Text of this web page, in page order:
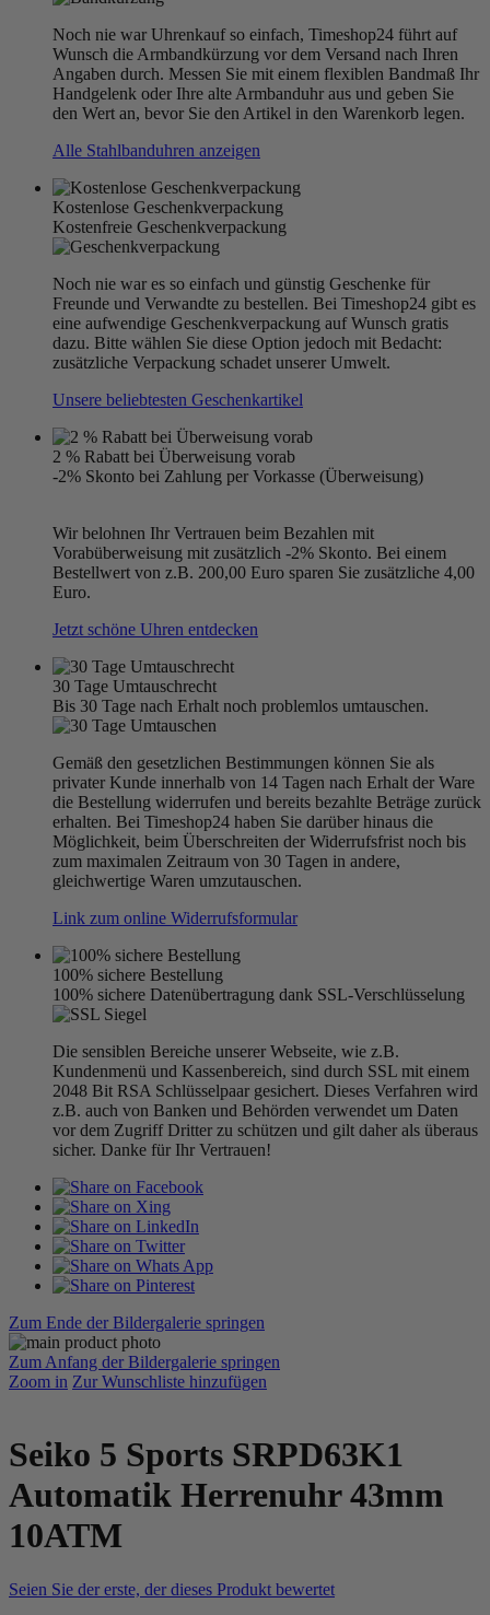
Noch nie war Uhrenkauf so einfach, Timeshop24 führt auf
Wunsch die Armbandkürzung vor dem Versand nach Ihren
Angaben durch. Messen Sie mit einem flexiblen Bandmaß Ihr
Handgelenk oder Ihre alte Armbanduhr aus und geben Sie
den Wert an, bevor Sie den Artikel in den Warenkorb legen.
Alle Stahlbanduhren anzeigen
Kostenlose Geschenkverpackung
Kostenfreie Geschenkverpackung
Noch nie war es so einfach und günstig Geschenke für
Freunde und Verwandte zu bestellen. Bei Timeshop24 gibt es
eine aufwendige Geschenkverpackung auf Wunsch gratis
dazu. Bitte wählen Sie diese Option jedoch mit Bedacht:
zusätzliche Verpackung schadet unserer Umwelt.
Unsere beliebtesten Geschenkartikel
2 % Rabatt bei Überweisung vorab
-2% Skonto bei Zahlung per Vorkasse (Überweisung)
Wir belohnen Ihr Vertrauen beim Bezahlen mit
Vorabüberweisung mit zusätzlich -2% Skonto. Bei einem
Bestellwert von z.B. 200,00 Euro sparen Sie zusätzliche 4,00
Euro.
Jetzt schöne Uhren entdecken
30 Tage Umtauschrecht
Bis 30 Tage nach Erhalt noch problemlos umtauschen.
Gemäß den gesetzlichen Bestimmungen können Sie als
privater Kunde innerhalb von 14 Tagen nach Erhalt der Ware
die Bestellung widerrufen und bereits bezahlte Beträge zurück
erhalten. Bei Timeshop24 haben Sie darüber hinaus die
Möglichkeit, beim Überschreiten der Widerrufsfrist noch bis
zum maximalen Zeitraum von 30 Tagen in andere,
gleichwertige Waren umzutauschen.
Link zum online Widerrufsformular
100% sichere Bestellung
100% sichere Datenübertragung dank SSL-Verschlüsselung
Die sensiblen Bereiche unserer Webseite, wie z.B.
Kundenmenü und Kassenbereich, sind durch SSL mit einem
2048 Bit RSA Schlüsselpaar gesichert. Dieses Verfahren wird
z.B. auch von Banken und Behörden verwendet um Daten
vor dem Zugriff Dritter zu schützen und gilt daher als überaus
sicher. Danke für Ihr Vertrauen!
Zum Ende der Bildergalerie springen
Zum Anfang der Bildergalerie springen
Zoom in Zur Wunschliste hinzufügen
Seiko 5 Sports SRPD63K1
Automatik Herrenuhr 43mm
10ATM
Seien Sie der erste, der dieses Produkt bewertet